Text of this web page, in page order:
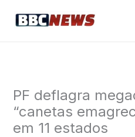
para
PF deflagra
“canetas
em 11 estados